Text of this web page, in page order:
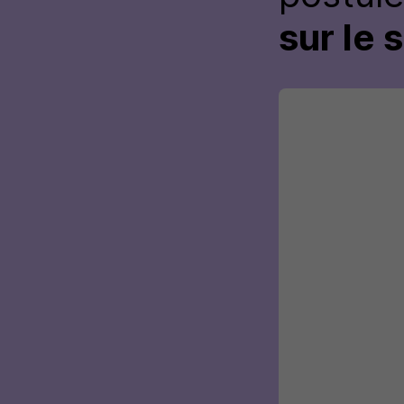
sur le